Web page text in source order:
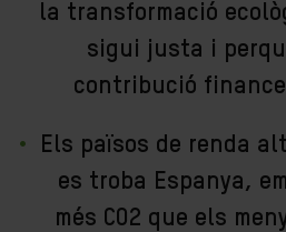
la transformació
sigui justa i
contribució
Els països de renda
es troba Espanya,
més CO2 que els